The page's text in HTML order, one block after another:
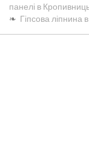
панелі в
❧ Гіпсова ліпнина